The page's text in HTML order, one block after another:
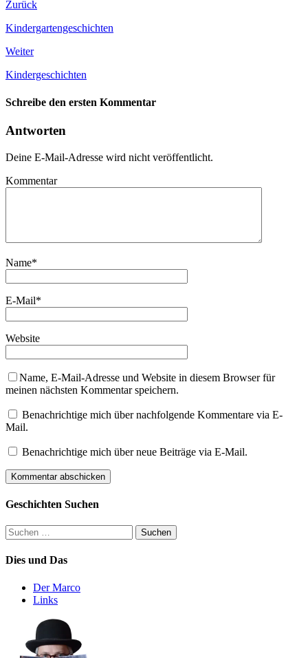
Zurück
Kindergartengeschichten
Weiter
Kindergeschichten
Schreibe den ersten Kommentar
Antworten
Deine E-Mail-Adresse wird nicht veröffentlicht.
Kommentar
Name*
E-Mail*
Website
Name, E-Mail-Adresse und Website in diesem Browser für
meinen nächsten Kommentar speichern.
Benachrichtige mich über nachfolgende Kommentare via E-
Mail.
Benachrichtige mich über neue Beiträge via E-Mail.
Geschichten Suchen
Suchen
nach:
Dies und Das
Der Marco
Links